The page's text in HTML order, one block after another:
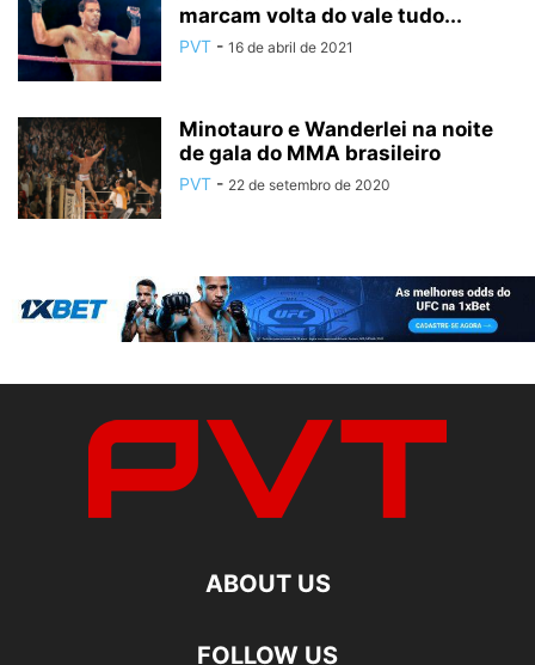
marcam volta do vale tudo...
PVT - 16 de abril de 2021
Minotauro e Wanderlei na noite
de gala do MMA brasileiro
PVT - 22 de setembro de 2020
ABOUT US
FOLLOW US